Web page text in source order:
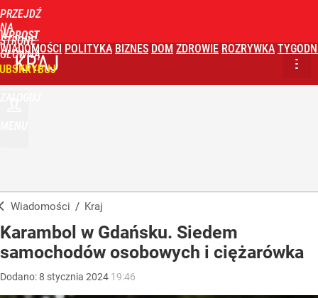
PRZEJDŹ
NA
STRONĘ
GŁÓWNĄ
WPROST
WIADOMOŚCI POLITYKA BIZNES DOM ZDROWIE ROZRYWKA
KRAJ
Wiadomości / Kraj
Karambol w Gdańsku. Siedem
samochodów osobowych i ciężarówka
Dodano:8 stycznia 2024 19:46